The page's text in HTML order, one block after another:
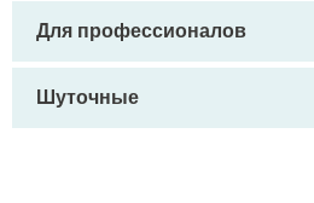
Для профессионалов
Шуточные